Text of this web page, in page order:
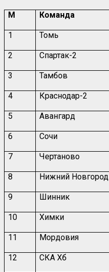
М Команда
1 Томь
2 Спартак-2
3 Тамбов
4 Краснодар-2
5 Авангард
6 Сочи
7 Чертаново
8 Нижний Новгород
9 Шинник
10 Химки
11 Мордовия
12 СКА Хб